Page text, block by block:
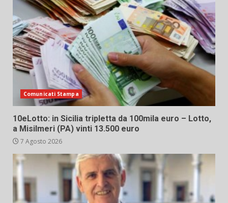
Comunicati Stampa
10eLotto: in Sicilia tripletta da 100mila euro – Lotto,
a Misilmeri (PA) vinti 13.500 euro
7 Agosto 2026